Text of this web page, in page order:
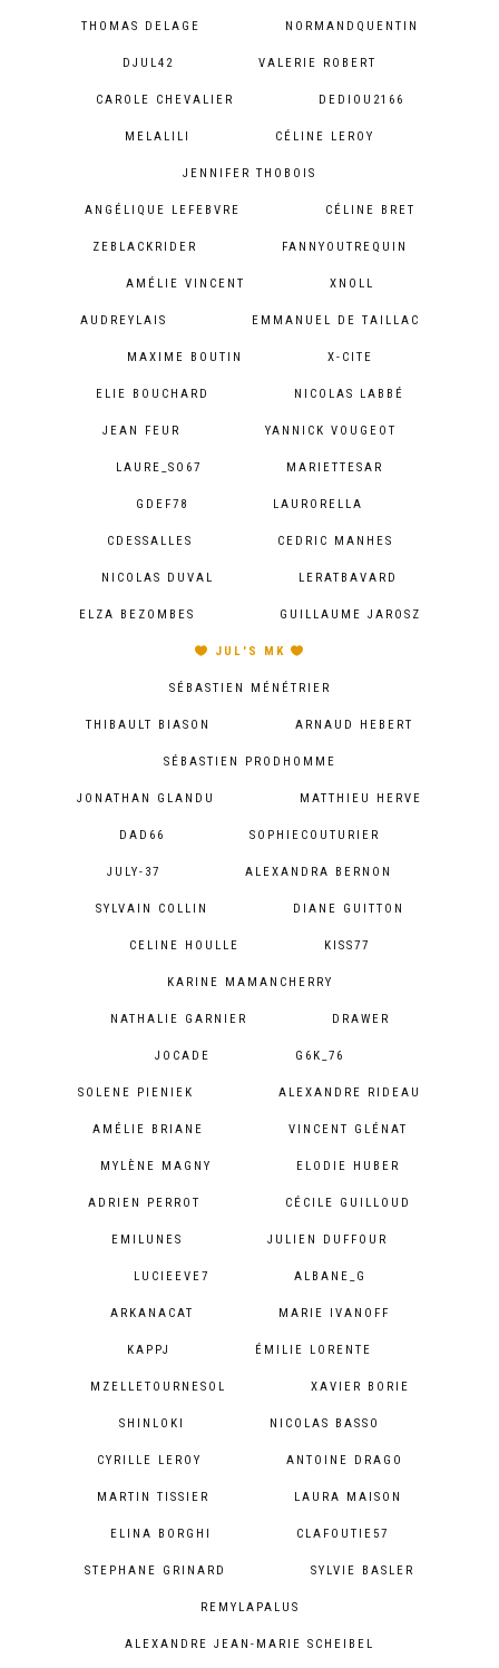
THOMAS DELAGE NORMANDQUENTIN
DJUL42 VALERIE ROBERT
CAROLE CHEVALIER DEDIOU2166
MELALILI CÉLINE LEROY
JENNIFER THOBOIS
ANGÉLIQUE LEFEBVRE CÉLINE BRET
ZEBLACKRIDER FANNYOUTREQUIN
AMÉLIE VINCENT XNOLL
AUDREYLAIS EMMANUEL DE TAILLAC
MAXIME BOUTIN X-CITE
ELIE BOUCHARD NICOLAS LABBÉ
JEAN FEUR YANNICK VOUGEOT
LAURE_SO67 MARIETTESAR
GDEF78 LAURORELLA
CDESSALLES CEDRIC MANHES
NICOLAS DUVAL LERATBAVARD
ELZA BEZOMBES GUILLAUME JAROSZ
JUL'S MK
SÉBASTIEN MÉNÉTRIER
THIBAULT BIASON ARNAUD HEBERT
SÉBASTIEN PRODHOMME
JONATHAN GLANDU MATTHIEU HERVE
DAD66 SOPHIECOUTURIER
JULY-37 ALEXANDRA BERNON
SYLVAIN COLLIN DIANE GUITTON
CELINE HOULLE KISS77
KARINE MAMANCHERRY
NATHALIE GARNIER DRAWER
JOCADE G6K_76
SOLENE PIENIEK ALEXANDRE RIDEAU
AMÉLIE BRIANE VINCENT GLÉNAT
MYLÈNE MAGNY ELODIE HUBER
ADRIEN PERROT CÉCILE GUILLOUD
EMILUNES JULIEN DUFFOUR
LUCIEEVE7 ALBANE_G
ARKANACAT MARIE IVANOFF
KAPPJ ÉMILIE LORENTE
MZELLETOURNESOL XAVIER BORIE
SHINLOKI NICOLAS BASSO
CYRILLE LEROY ANTOINE DRAGO
MARTIN TISSIER LAURA MAISON
ELINA BORGHI CLAFOUTIE57
STEPHANE GRINARD SYLVIE BASLER
REMYLAPALUS
ALEXANDRE JEAN-MARIE SCHEIBEL